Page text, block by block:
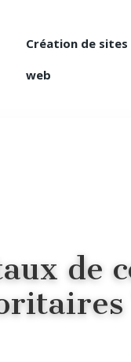
Création de sites
web
de